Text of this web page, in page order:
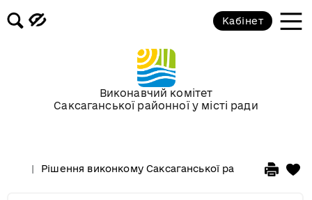
Виконавчий комітет
Саксаганської районної у місті ради
Кабінет
Рішення виконкому Саксаганської районної у місті
Засідання за 2015 рік
Засідання за 2014 рік
Засідання за 2013 рік
Засідання за 2011